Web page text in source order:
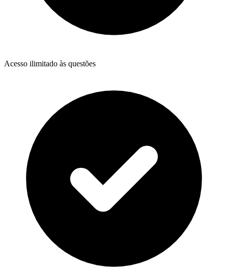
Acesso ilimitado às questões